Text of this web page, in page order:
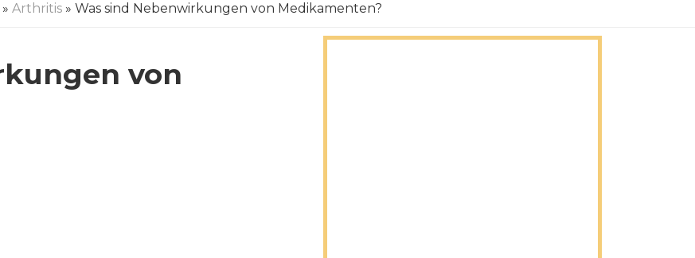
» Arthritis » Was sind Nebenwirkungen von Medikamenten?
von